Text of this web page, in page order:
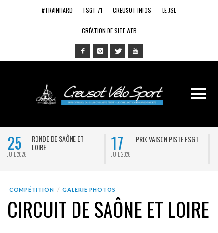
#TRAINHARD FSGT 71 CREUSOT INFOS LE JSL
CRÉATION DE SITE WEB
25
JUIL 2026
RONDE DE SAÔNE ET
LOIRE
17
JUIL 2026
PRIX VAISON PISTE FSGT
COMPÉTITION GALERIE PHOTOS
CIRCUIT DE SAÔNE ET LOIRE